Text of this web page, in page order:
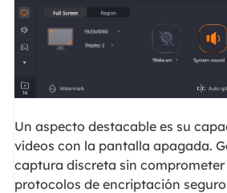
Un aspecto destacable es su
vídeos con la pantalla apagada.
captura discreta sin
protocolos de encriptación